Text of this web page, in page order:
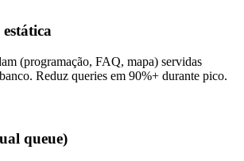
(programação, FAQ, mapa) servidas
Reduz queries em 90%+ durante pico.
queue)